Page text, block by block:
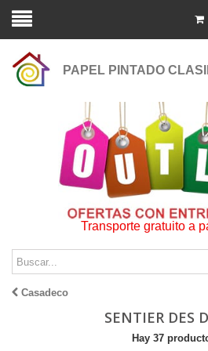
PAPEL PINTADO
Transporte gratuito a
Casadeco
SENTIER DES
Hay 37